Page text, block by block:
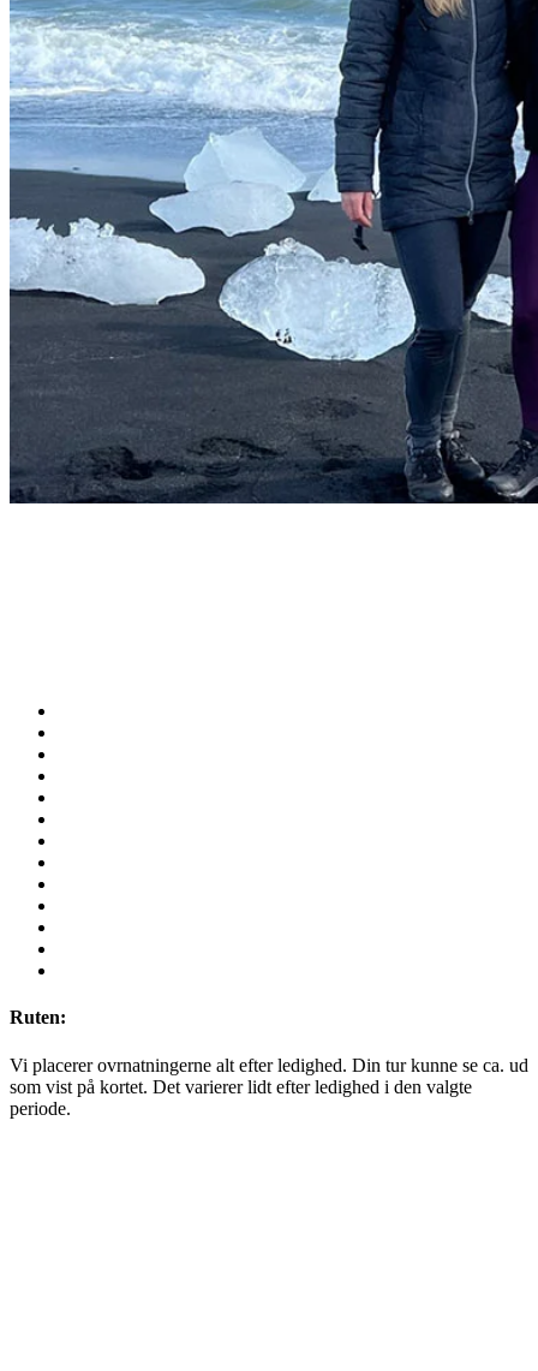
Ruten:
Vi placerer ovrnatningerne alt efter ledighed. Din tur kunne se ca. ud
som vist på kortet. Det varierer lidt efter ledighed i den valgte
periode.